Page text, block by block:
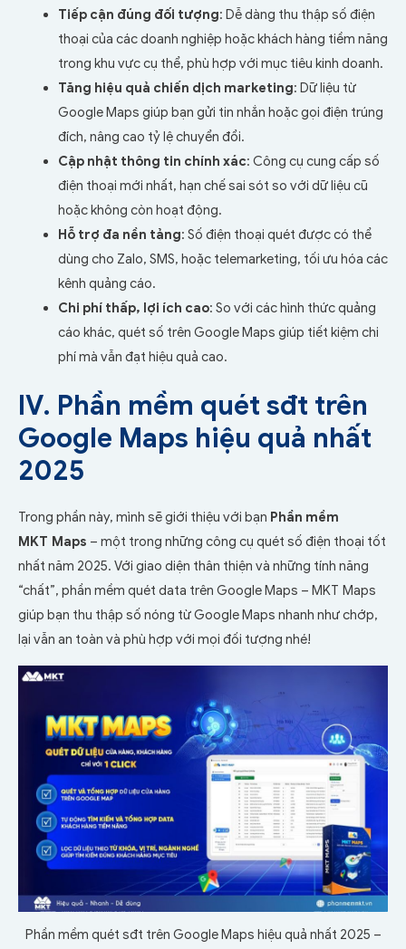
Tiếp cận đúng đối tượng: Dễ dàng thu thập số điện
thoại của các doanh nghiệp hoặc khách hàng tiềm năng
trong khu vực cụ thể, phù hợp với mục tiêu kinh doanh.
Tăng hiệu quả chiến dịch marketing: Dữ liệu từ
Google Maps giúp bạn gửi tin nhắn hoặc gọi điện trúng
đích, nâng cao tỷ lệ chuyển đổi.
Cập nhật thông tin chính xác: Công cụ cung cấp số
điện thoại mới nhất, hạn chế sai sót so với dữ liệu cũ
hoặc không còn hoạt động.
Hỗ trợ đa nền tảng: Số điện thoại quét được có thể
dùng cho Zalo, SMS, hoặc telemarketing, tối ưu hóa các
kênh quảng cáo.
Chi phí thấp, lợi ích cao: So với các hình thức quảng
cáo khác, quét số trên Google Maps giúp tiết kiệm chi
phí mà vẫn đạt hiệu quả cao.
IV. Phần mềm quét sđt trên
Google Maps hiệu quả nhất
2025
Trong phần này, mình sẽ giới thiệu với bạn Phần mềm
MKT Maps – một trong những công cụ quét số điện thoại tốt
nhất năm 2025. Với giao diện thân thiện và những tính năng
“chất”, phần mềm quét data trên Google Maps – MKT Maps
giúp bạn thu thập số nóng từ Google Maps nhanh như chớp,
lại vẫn an toàn và phù hợp với mọi đối tượng nhé!
Phần mềm quét sđt trên Google Maps hiệu quả nhất 2025 –